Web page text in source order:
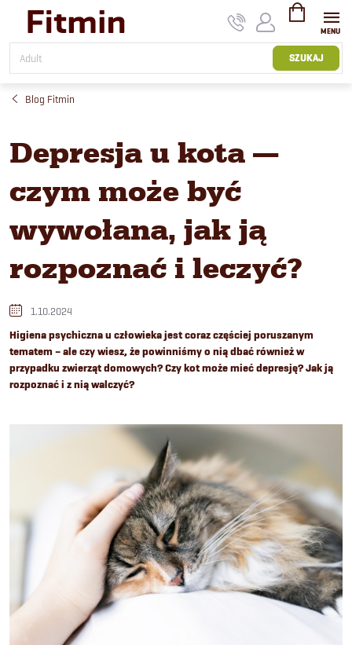
treści
SZUKAJ
KOSZYK
Blog Fitmin
Depresja u kota —
czym może być
wywołana, jak ją
rozpoznać i leczyć?
1.10.2024
Higiena psychiczna u człowieka jest coraz częściej poruszanym
tematem – ale czy wiesz, że powinniśmy o nią dbać również w
przypadku zwierząt domowych? Czy kot może mieć depresję? Jak ją
rozpoznać i z nią walczyć?